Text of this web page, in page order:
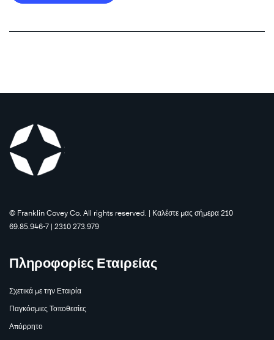
Μάθετε
Μάθετε
®
©️ Franklin Covey Co. All rights reserved. | Καλέστε μας σήμερα 210
69.85.946-7 | 2310 273.979
Πληροφορίες Εταιρείας
Σχετικά με την Εταιρία
Παγκόσμιες Τοποθεσίες
Απόρρητο